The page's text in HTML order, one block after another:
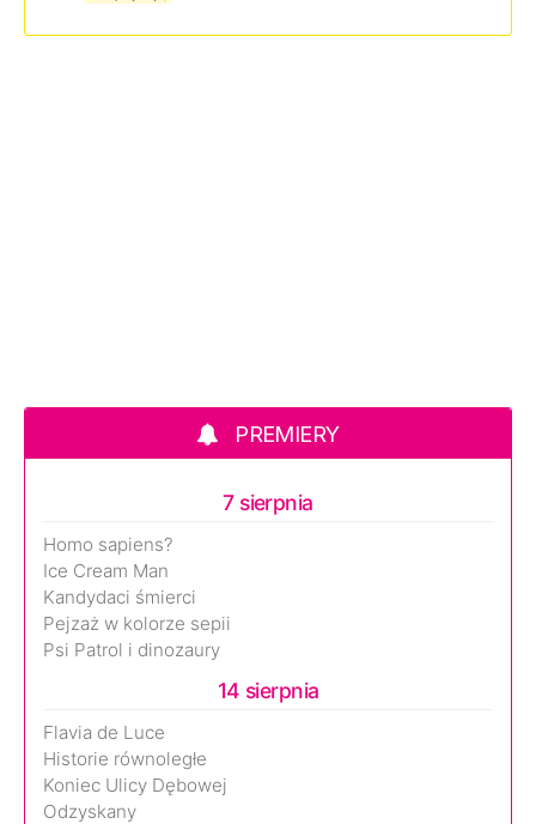
PREMIERY
7 sierpnia
Homo sapiens?
Ice Cream Man
Kandydaci śmierci
Pejzaż w kolorze sepii
Psi Patrol i dinozaury
14 sierpnia
Flavia de Luce
Historie równoległe
Koniec Ulicy Dębowej
Odzyskany